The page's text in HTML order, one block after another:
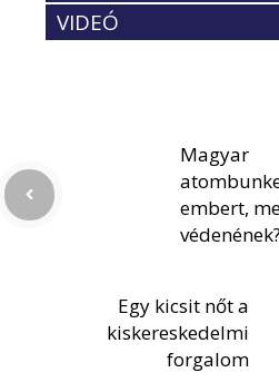
VIDEÓ
Magyar
embert,
védenének?
Egy kicsit nőt a
kiskereskedelmi
forgalom